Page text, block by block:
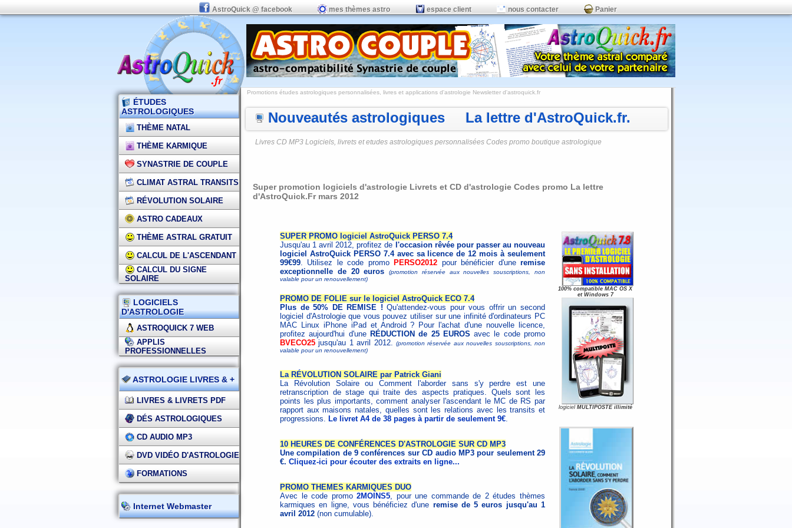
AstroQuick @ facebook mes thèmes astro espace client nous contacter Panier
ÉTUDES
ASTROLOGIQUES
THÈME NATAL
THÈME KARMIQUE
SYNASTRIE DE COUPLE
CLIMAT ASTRAL TRANSITS
RÉVOLUTION SOLAIRE
ASTRO CADEAUX
THÈME ASTRAL GRATUIT
CALCUL DE L'ASCENDANT
CALCUL DU SIGNE
SOLAIRE
LOGICIELS
D'ASTROLOGIE
ASTROQUICK 7 WEB
APPLIS
PROFESSIONNELLES
ASTROLOGIE LIVRES & +
LIVRES & LIVRETS PDF
DÉS ASTROLOGIQUES
CD AUDIO MP3
DVD VIDÉO D'ASTROLOGIE
FORMATIONS
Internet Webmaster
Promotions études astrologiques personnalisées, livres et applications d'astrologie Newsletter d'astroquick.fr
Nouveautés astrologiques La lettre d'AstroQuick.fr.
Livres CD MP3 Logiciels, livrets et etudes astrologiques personnalisées Codes promo boutique astrologique
Super promotion logiciels d'astrologie Livrets et CD d'astrologie Codes promo La lettre
d'AstroQuick.Fr mars 2012
SUPER PROMO logiciel AstroQuick PERSO 7.4
Jusqu'au 1 avril 2012, profitez de l'occasion rêvée pour passer au nouveau
logiciel AstroQuick PERSO 7.4 avec sa licence de 12 mois à seulement
99€99. Utilisez le code promo PERSO2012 pour bénéficier d'uneremise
exceptionnelle de 20 euros
(promotion réservée aux nouvelles souscriptions, non
valable pour un renouvellement)
PROMO DE FOLIE sur le logiciel AstroQuick ECO 7.4
Plus de 50% DE REMISE ! Qu'attendez-vous pour vous offrir un second
logiciel d'Astrologie que vous pouvez utiliser sur une infinité d'ordinateurs PC
MAC Linux iPhone iPad et Android ? Pour l'achat d'une nouvelle licence,
profitez aujourd'hui d'une RÉDUCTION de 25 EUROS avec le code promo
BVECO25 jusqu'au 1 avril 2012. (promotion réservée aux nouvelles souscriptions, non
valable pour un renouvellement)
La RÉVOLUTION SOLAIRE par Patrick Giani
La Révolution Solaire ou Comment l'aborder sans s'y perdre est une
retranscription de stage qui traite des aspects pratiques. Quels sont les
points les plus importants, comment analyser l'ascendant le MC de RS par
rapport aux maisons natales, quelles sont les relations avec les transits et
progressions. Le livret A4 de 38 pages à partir de seulement 9€.
10 HEURES DE CONFÉRENCES D'ASTROLOGIE SUR CD MP3
Une compilation de 9 conférences sur CD audio MP3 pour seulement 29
€. Cliquez-ici pour écouter des extraits en ligne...
PROMO THEMES KARMIQUES DUO
Avec le code promo2MOINS5, pour une commande de 2 études thèmes
karmiques en ligne, vous bénéficiez d'une remise de 5 euros jusqu'au 1
avril 2012 (non cumulable).
100% compatible MAC OS X
et Windows 7
logiciel MULTIPOSTE illimité